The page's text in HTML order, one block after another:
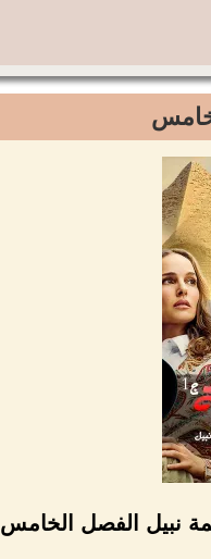
نبيل الفصل الخامس